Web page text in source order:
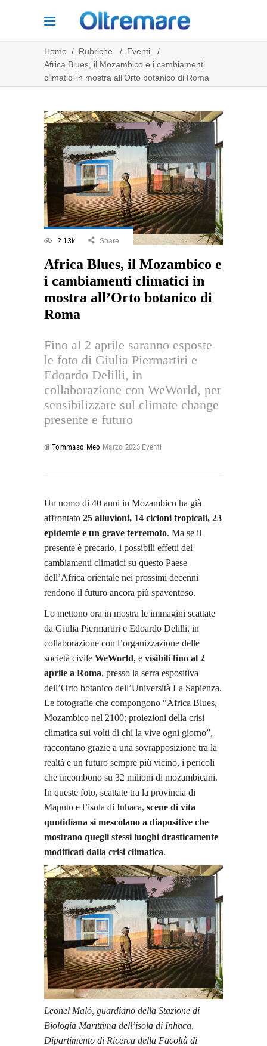
Home / Rubriche / Eventi
/
Africa Blues, il Mozambico e i cambiamenti
climatici in mostra all’Orto botanico di Roma
2.13k Share
Africa Blues, il Mozambico e
i cambiamenti climatici in
mostra all’Orto botanico di
Roma
Fino al 2 aprile saranno esposte
le foto di Giulia Piermartiri e
Edoardo Delilli, in
collaborazione con WeWorld, per
sensibilizzare sul climate change
presente e futuro
di Tommaso Meo Marzo 2023 Eventi
Un uomo di 40 anni in Mozambico ha già
affrontato 25 alluvioni, 14 cicloni tropicali, 23
epidemie e un grave terremoto. Ma se il
presente è precario, i possibili effetti dei
cambiamenti climatici su questo Paese
dell’Africa orientale nei prossimi decenni
rendono il futuro ancora più spaventoso.
Lo mettono ora in mostra le immagini scattate
da Giulia Piermartiri e Edoardo Delilli, in
collaborazione con l’organizzazione delle
società civile WeWorld, e visibili fino al 2
aprile a Roma, presso la serra espositiva
dell’Orto botanico dell’Università La Sapienza.
Le fotografie che compongono “Africa Blues,
Mozambico nel 2100: proiezioni della crisi
climatica sui volti di chi la vive ogni giorno”,
raccontano grazie a una sovrapposizione tra la
realtà e un futuro sempre più vicino, i pericoli
che incombono su 32 milioni di mozambicani.
In queste foto, scattate tra la provincia di
Maputo e l’isola di Inhaca, scene di vita
quotidiana si mescolano a diapositive che
mostrano quegli stessi luoghi drasticamente
modificati dalla crisi climatica.
Leonel Maló, guardiano della Stazione di
Biologia Marittima dell’isola di Inhaca,
Dipartimento di Ricerca della Facoltà di